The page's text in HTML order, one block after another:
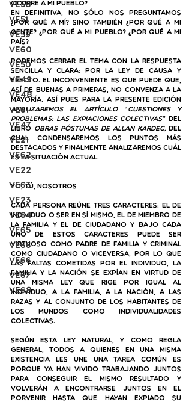
VE58
VE51
VE59
VE60
VE50
VE49
VE48
VE61
VE47
VE21
VE62
VE22
VE63
VE23
VE64
VE65
VE66
ve66
VE67
VE68
ocurre a mi pueblo?
En definitiva, no sólo nos preguntamos
¿Por qué a mí? Sino también ¿Por qué a mi
gente? ¿Por qué a mi pueblo? ¿Por qué a mi
país?
Podemos cerrar el tema con la respuesta
sencilla y clara: por la ley de causa y
efecto. El inconveniente es que puede que,
así de buenas a primeras, no convenza a la
analizaremos el artículo “Cuestiones y
Problemas: Las Expiaciones Colectivas” del
libro Obras Póstumas de Allan Kardec, del
cual condensaremos los puntos más
destacados y finalmente analizaremos cuál
es la situación actual.
Yo, tú, nosotros
Cada persona reúne tres caracteres: el de
individuo o ser en sí mismo, el de miembro de
la familia y el de ciudadano y bajo cada
uno de estos caracteres puede ser
virtuoso como padre de familia y criminal
como ciudadano o viceversa, por lo que
las faltas cometidas por el individuo, la
familia y la nación se expían en virtud de
una misma ley que rige por igual al
individuo, a la familia, a la nación, a las
razas y al conjunto de los habitantes de
los mundos como individualidades
colectivas.
Según esta ley natural, y como regla
general, todos a quienes en una misma
existencia les une una tarea común es
porque ya han vivido trabajando juntos
para conseguir el mismo resultado y
volverán a encontrarse juntos en el
porvenir hasta que hayan expiado su